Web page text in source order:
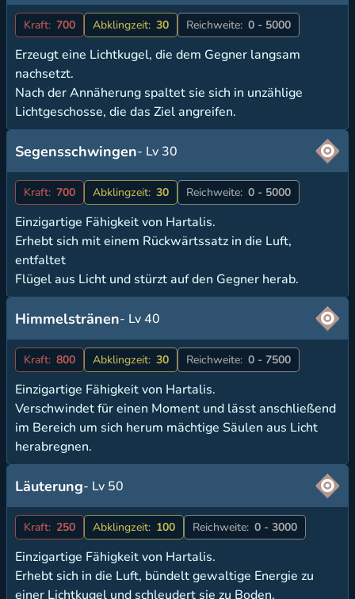
Kraft: 700 Abklingzeit: 30 Reichweite: 0 - 5000
Erzeugt eine Lichtkugel, die dem Gegner langsam
nachsetzt.
Nach der Annäherung spaltet sie sich in unzählige
Lichtgeschosse, die das Ziel angreifen.
Segensschwingen- Lv 30
Kraft: 700 Abklingzeit: 30 Reichweite: 0 - 5000
Einzigartige Fähigkeit von Hartalis.
Erhebt sich mit einem Rückwärtssatz in die Luft,
entfaltet
Flügel aus Licht und stürzt auf den Gegner herab.
Himmelstränen- Lv 40
Kraft: 800 Abklingzeit: 30 Reichweite: 0 - 7500
Einzigartige Fähigkeit von Hartalis.
Verschwindet für einen Moment und lässt anschließend
im Bereich um sich herum mächtige Säulen aus Licht
herabregnen.
Läuterung- Lv 50
Kraft: 250 Abklingzeit: 100 Reichweite: 0 - 3000
Einzigartige Fähigkeit von Hartalis.
Erhebt sich in die Luft, bündelt gewaltige Energie zu
einer Lichtkugel und schleudert sie zu Boden.